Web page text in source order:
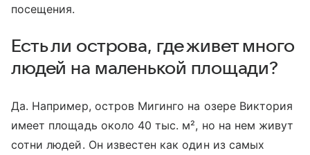
посещения.
Есть ли острова, где живет много
людей на маленькой площади?
Да. Например, остров Мигинго на озере Виктория
имеет площадь около 40 тыс. м², но на нем живут
сотни людей. Он известен как один из самых